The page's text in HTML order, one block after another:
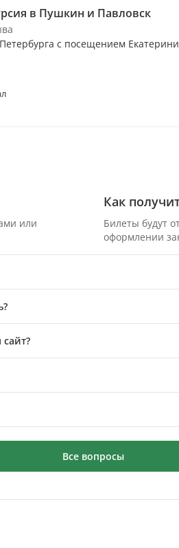
в Пушкин и Павловск
с посещением
или
Как
Билеты будут
оформлении
Все вопросы